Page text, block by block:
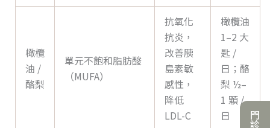
門
診
橄欖
油 /
酪梨
單元不飽和脂肪酸
（MUFA）
抗氧化
抗炎，
改善胰
島素敏
感性，
降低
LDL-C
橄欖油
1–2 大
匙 /
日；酪
梨 ½–
1 顆 /
日